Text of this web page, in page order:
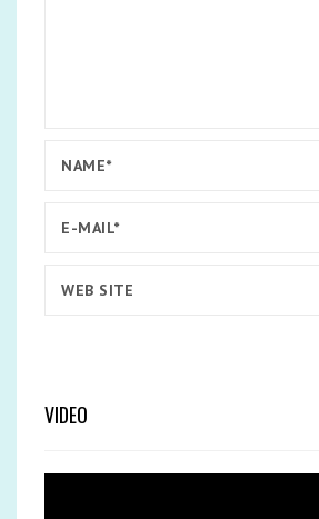
VIDEO